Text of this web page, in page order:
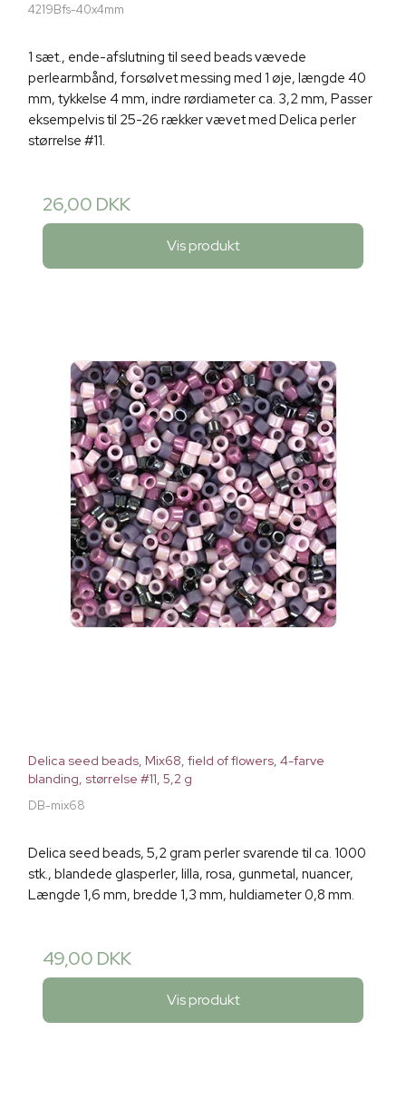
4219Bfs-40x4mm
1 sæt., ende-afslutning til seed beads vævede
perlearmbånd, forsølvet messing med 1 øje, længde 40
mm, tykkelse 4 mm, indre rørdiameter ca. 3,2 mm, Passer
eksempelvis til 25-26 rækker vævet med Delica perler
størrelse #11.
26,00 DKK
Vis produkt
Delica seed beads, Mix68, field of flowers, 4-farve
blanding, størrelse #11, 5,2 g
DB-mix68
Delica seed beads, 5,2 gram perler svarende til ca. 1000
stk., blandede glasperler, lilla, rosa, gunmetal, nuancer,
Længde 1,6 mm, bredde 1,3 mm, huldiameter 0,8 mm.
49,00 DKK
Vis produkt